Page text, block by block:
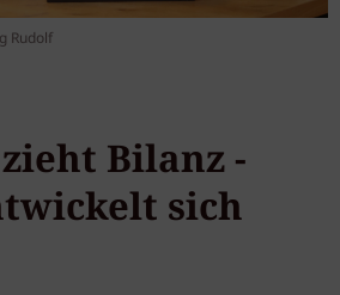
Rudolf
Bilanz -
sich